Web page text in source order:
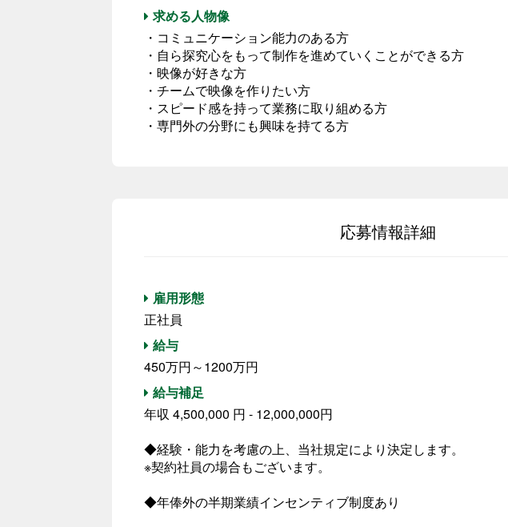
求める人物像
・コミュニケーション能力のある方
・自ら探究心をもって制作を進めていくことができる方
・映像が好きな方
・チームで映像を作りたい方
・スピード感を持って業務に取り組める方
・専門外の分野にも興味を持てる方
応募情報詳細
雇用形態
正社員
給与
450万円～1200万円
給与補足
年収 4,500,000 円 - 12,000,000円
◆経験・能力を考慮の上、当社規定により決定します。
※契約社員の場合もございます。
◆年俸外の半期業績インセンティブ制度あり